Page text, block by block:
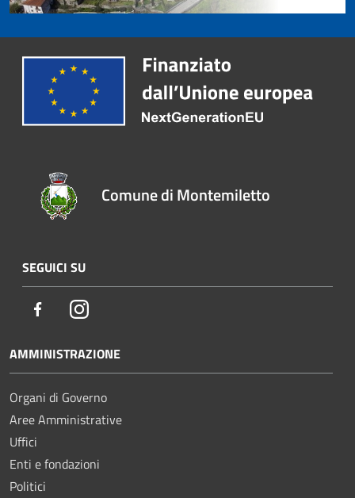
Comune di Montemiletto
SEGUICI SU
FacebookInstagram
AMMINISTRAZIONE
Organi di Governo
Aree Amministrative
Uffici
Enti e fondazioni
Politici